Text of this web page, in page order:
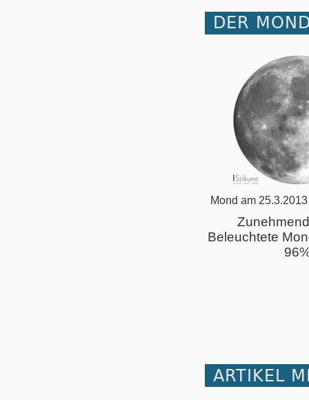
DER
Mond am
Beleuchtete
ARTIKEL